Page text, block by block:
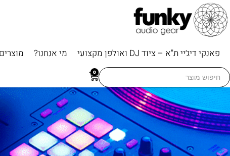
פאנקי דיג׳יי ת"א – ציוד DJ ואולפן מקצועי מי אנחנו? מוצרים
Search
for:
0